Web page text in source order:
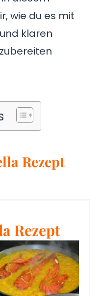
wie du es mit
klaren
Rezept
Rezept